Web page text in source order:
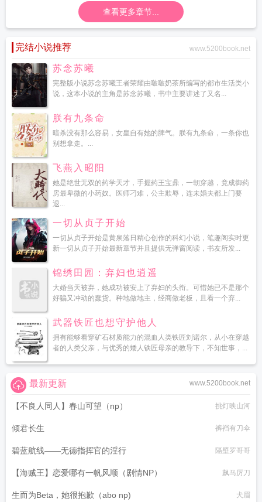
查看更多章节...
完结小说推荐 www.5200book.net
苏念苏曦
完整版小说苏念苏曦王者荣耀由啵啵奶茶所编写的都市生活类小
说，这本小说的主角是苏念苏曦，书中主要讲述了又名...
朕有九条命
暗杀没有那么容易，女皇自有她的脾气。朕有九条命，一条你也
别想拿走。...
飞燕入昭阳
她是绝世无双的药学天才，手握药王宝鼎，一朝穿越，竟成御药
房最卑微的小药奴。医师刁难，公主欺辱，连未婚夫都上门要
退...
一切从贞子开始
一切从贞子开始是黄泉落日精心创作的科幻小说，笔趣阁实时更
新一切从贞子开始最新章节并且提供无弹窗阅读，书友所发...
锦绣田园：弃妇也逍遥
大婚当天被弃，她成功被安上了弃妇的头衔。可惜她已不是那个
好骗又冲动的蠢货。种地做地主，经商做老板，且看一个弃...
武器铁匠也想守护他人
拥有能够看穿矿石材质能力的混血人类铁匠刘诺尔，从小在穿越
者的人类父亲，与优秀的矮人铁匠母亲的教导下，不知世事，...
www.5200book.net
最新更新
【不良人同人】春山可望（np） 挑灯映山河
倾君长生 裤裆有刀伞
碧蓝航线——无德指挥官的淫行 隔壁罗哥哥
【海贼王】恋爱哪有一帆风顺（剧情NP） 飙马厉刀
生而为Beta，她很抱歉（abo np) 犬眉